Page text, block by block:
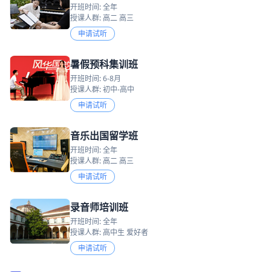
开班时间: 全年
授课人群: 高二 高三
申请试听
暑假预科集训班
开班时间: 6-8月
授课人群: 初中-高中
申请试听
音乐出国留学班
开班时间: 全年
授课人群: 高二 高三
申请试听
录音师培训班
开班时间: 全年
授课人群: 高中生 爱好者
申请试听